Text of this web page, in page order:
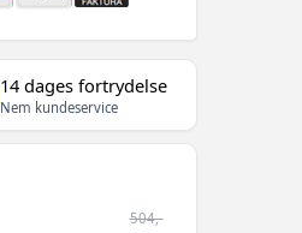
14 dages fortrydelse
Nem kundeservice
504,-